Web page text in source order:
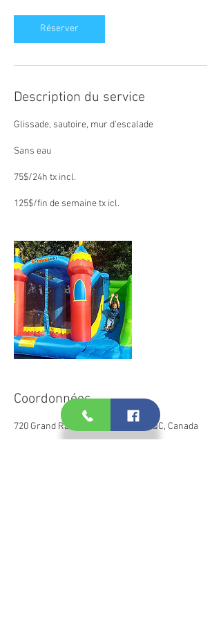
Réserver
Description du service
Glissade, sautoire, mur d'escalade
Sans eau
75$/24h tx incl.
125$/fin de semaine tx icl.
Coordonnées
720 Grand Rang, La Présentation, QC, Canada